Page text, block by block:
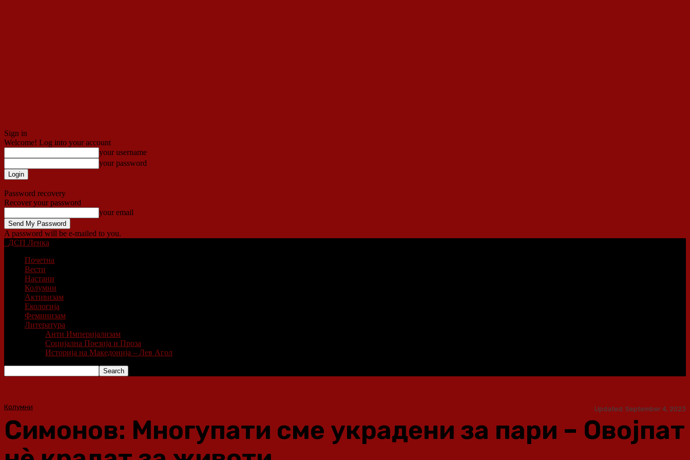
Sign in
Welcome! Log into your account
your username
your password
Password recovery
Recover your password
your email
A password will be e-mailed to you.
ДСП Ленка
Почетна
Вести
Настани
Колумни
Активизам
Екологија
Феминизам
Литература
Анти Империјализам
Социјална Поезија и Проза
Историја на Македонија – Лев Агол
Колумни Updated: September 4, 2023
Симонов: Многупати сме украдени за пари – Овојпат